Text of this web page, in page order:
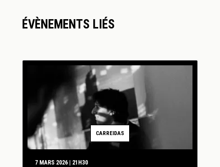
ÉVÈNEMENTS LIÉS
CARREIDAS
7 MARS 2026 | 21H30